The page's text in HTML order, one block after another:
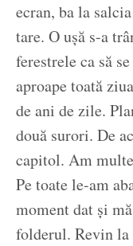
ecran, ba la
tare. O ușă s-a
ferestrele ca să
aproape toată
de ani de zile.
două surori. De
capitol. Am
Pe toate le-am
moment dat și
folderul. Revin la